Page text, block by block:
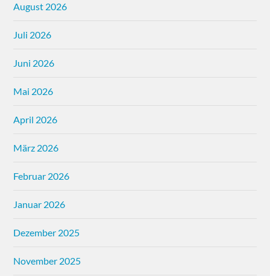
August 2026
Juli 2026
Juni 2026
Mai 2026
April 2026
März 2026
Februar 2026
Januar 2026
Dezember 2025
November 2025